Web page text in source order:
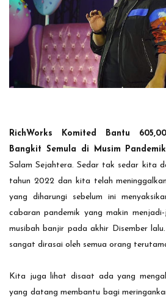
RichWorks Komited Bantu
Bangkit Semula di Musim
Salam Sejahtera. Sedar tak sedar kita
tahun 2022 dan kita telah
yang diharungi sebelum ini
cabaran pandemik yang makin
musibah banjir pada akhir Disember
sangat dirasai oleh semua orang
Kita juga lihat disaat ada yang
yang datang membantu bagi